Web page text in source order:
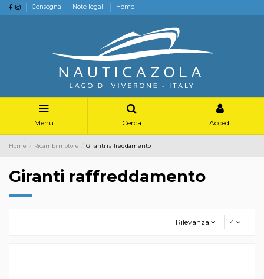
Consegna Note legali Home
Menu Cerca Accedi
Home Ricambi motore Giranti raffreddamento
Giranti raffreddamento
Rilevanza 4